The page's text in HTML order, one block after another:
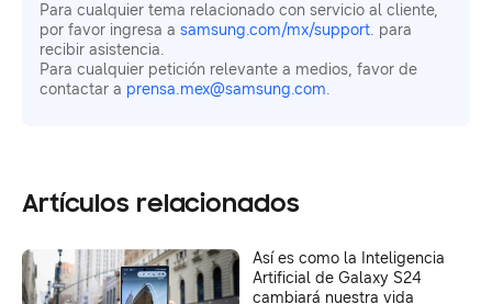
Para cualquier tema relacionado con servicio al cliente,
por favor ingresa a samsung.com/mx/support. para
recibir asistencia.
Para cualquier petición relevante a medios, favor de
contactar a prensa.mex@samsung.com.
Artículos relacionados
Así es como la Inteligencia
Artificial de Galaxy S24
cambiará nuestra vida